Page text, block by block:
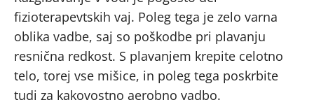
fizioterapevtskih vaj. Poleg tega je zelo varna
oblika vadbe, saj so poškodbe pri plavanju
resnična redkost. S plavanjem krepite celotno
telo, torej vse mišice, in poleg tega poskrbite
tudi za kakovostno aerobno vadbo.